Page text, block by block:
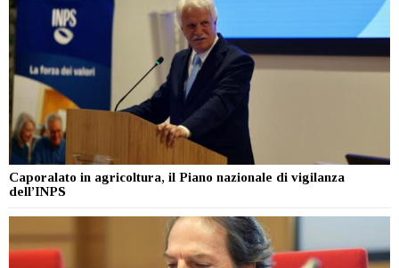
Caporalato in agricoltura, il Piano nazionale di vigilanza
dell’INPS